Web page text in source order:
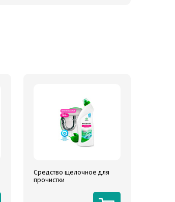
Средство щелочное для
прочистки
"DIGGER-GEL" флакон 750